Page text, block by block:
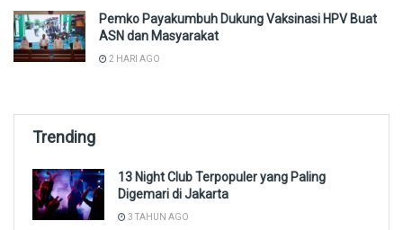
Pemko Payakumbuh Dukung Vaksinasi HPV Buat
ASN dan Masyarakat
2 HARI AGO
Trending
13 Night Club Terpopuler yang Paling
Digemari di Jakarta
3 TAHUN AGO